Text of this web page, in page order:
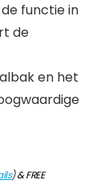
functie in
de
en het
)&FREE